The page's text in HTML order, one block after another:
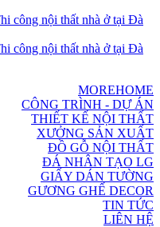
MOREHOME
CÔNG TRÌNH - DỰ ÁN
THIẾT KẾ NỘI THẤT
XƯỞNG SẢN XUẤT
ĐỒ GỖ NỘI THẤT
ĐÁ NHÂN TẠO LG
GIẤY DÁN TƯỜNG
GƯƠNG GHẾ DECOR
TIN TỨC
LIÊN HỆ